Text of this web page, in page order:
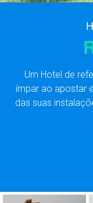
Um Hotel de
ímpar ao apostar
das suas